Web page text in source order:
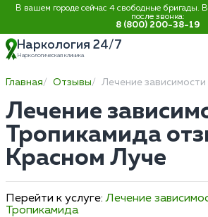
В вашем городе сейчас 4 свободные бригады.
после звонка:
8 (800) 200-38-19
Наркология 24/7
Наркологическая клиника
Главная Отзывы Лечение
Лечение
Тропикамида
Красном Луче
Перейти к услуге:Лечение
Тропикамида